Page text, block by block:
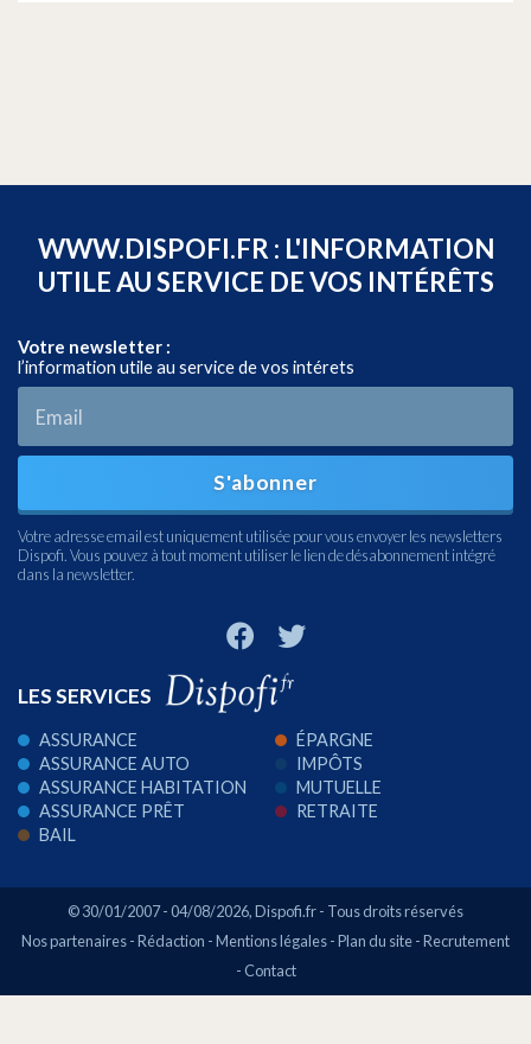
WWW.DISPOFI.FR : L'INFORMATION
UTILE AU SERVICE DE VOS INTÉRÊTS
Votre newsletter :
l’information utile au service de vos intérets
S'abonner
Votre adresse email est uniquement utilisée pour vous envoyer les newsletters
Dispofi. Vous pouvez à tout moment utiliser le lien de désabonnement intégré
dans la newsletter.
LES SERVICES
ASSURANCE
ASSURANCE AUTO
ASSURANCE HABITATION
ASSURANCE PRÊT
BAIL
ÉPARGNE
IMPÔTS
MUTUELLE
RETRAITE
© 30/01/2007 - 04/08/2026,Dispofi.fr- Tous droits réservés
Nos partenaires-Rédaction -Mentions légales-Plan du site-Recrutement
- Contact